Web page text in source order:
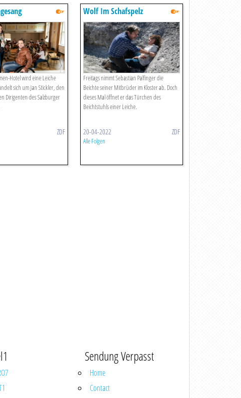
Hotel wird eine Leiche
sich um Jan Stickler, den
Dirigenten des Salzburger
ZDF
Wolf Im Schafspelz
Freitags nimmt Sebastian Palfinger die
Beichte seiner Mitbrüder im Kloster ab. Doch
dieses Mal öffnet er das Türchen des
Beichtstuhls einer Leiche.
20-04-2022 ZDF
Alle Folgen
Sendung Verpasst
Home
Contact